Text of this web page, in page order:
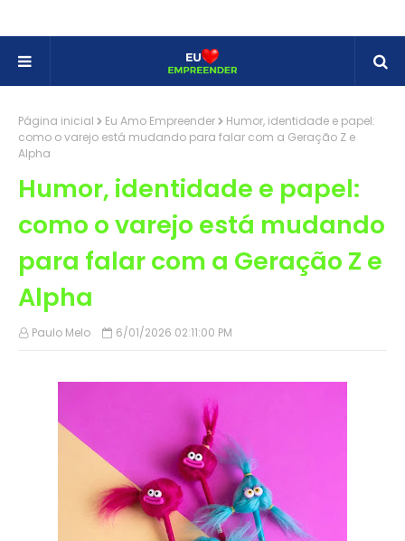
Página inicial Eu Amo Empreender
Humor, identidade e papel:
como o varejo está mudando para falar com a Geração Z e
Alpha
Humor, identidade e papel:
como o varejo está mudando
para falar com a Geração Z e
Alpha
Paulo Melo 6/01/2026 02:11:00 PM